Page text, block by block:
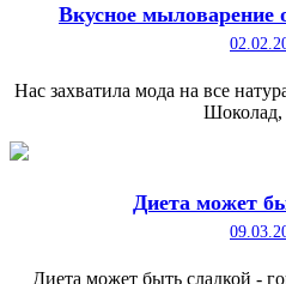
Вкусное
Нас захватила мода на все
Шоколад,
Диета может
Диета может быть сладкой -